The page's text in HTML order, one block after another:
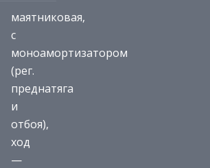
маятниковая,
с
моноамортизатором
(рег.
преднатяга
и
отбоя),
ход
—